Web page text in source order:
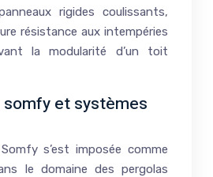
rigides coulissants,
résistance aux intempéries
la modularité d’un toit
et systèmes
s’est imposée comme
le domaine des pergolas